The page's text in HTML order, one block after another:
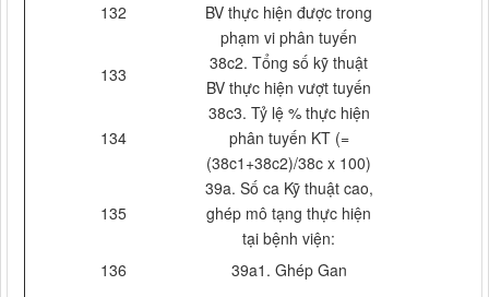
132
BV thực hiện được trong
phạm vi phân tuyến
133
38c2. Tổng số kỹ thuật
BV thực hiện vượt tuyến
134
38c3. Tỷ lệ % thực hiện
phân tuyến KT (=
(38c1+38c2)/38c x 100)
135
39a. Số ca Kỹ thuật cao,
ghép mô tạng thực hiện
tại bệnh viện:
136
39a1. Ghép Gan